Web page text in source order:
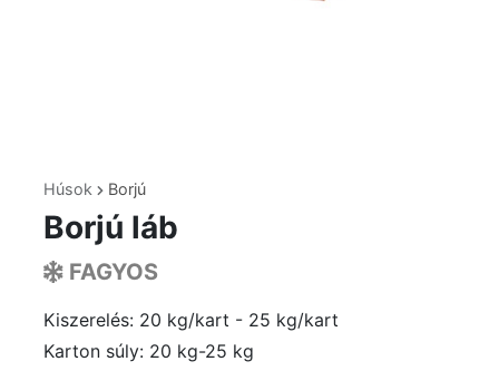
Húsok Borjú
Borjú láb
FAGYOS
Kiszerelés: 20 kg/kart - 25 kg/kart
Karton súly: 20 kg-25 kg